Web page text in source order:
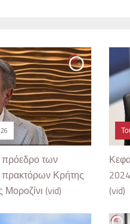
πρόεδρο των
πρακτόρων Κρήτης
(vid)
(vid)